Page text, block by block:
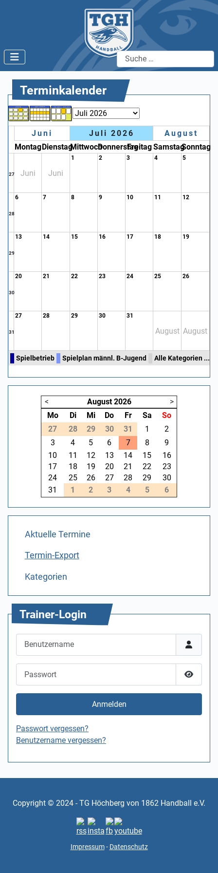
Suchen
Terminkalender
Juni Juli 2026
August
MontagDienstagMittwochDonnerstagFreitagSamstagSonntag
27 Juni Juni
1 2 3 4 5
28
6 7 8 9 10 11 12
29
13 14 15 16 17 18 19
30
20 21 22 23 24 25 26
31
27 28 29 30 31
August August
Spielbetrieb Spielplan männl. B-Jugend Alle Kategorien ...
< August 2026
>
Mo
Di Mi Do Fr Sa
So
27
28 29 30 31 1
2
3
4 5 6 7 8
9
10
11 12 13 14 15
16
17
18 19 20 21 22
23
24
25 26 27 28 29
30
31
1 2 3 4 5 6
Aktuelle Termine
Termin-Export
Kategorien
Trainer-Login
Anmelden
Passwort vergessen?
Benutzername vergessen?
Copyright © 2024 - TG Höchberg von 1862 Handball e.V.
Impressum- Datenschutz